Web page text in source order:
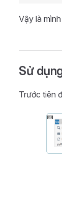
Vậy là
Sử
Trước tiên